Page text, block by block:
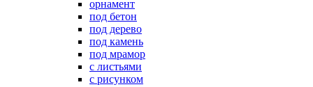
орнамент
под бетон
под дерево
под камень
под мрамор
с листьями
с рисунком